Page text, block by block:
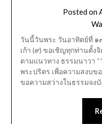
Posted on
วันนี้วันพระ วันอาทิตย์ที่
เก้า (๙) ขอเชิญทุกท่านตั้ง
ตามแนวทาง ธรรมนาวา
พระปริตร เพื่อความสงบข
ขอความสว่างในธรรมจงบั